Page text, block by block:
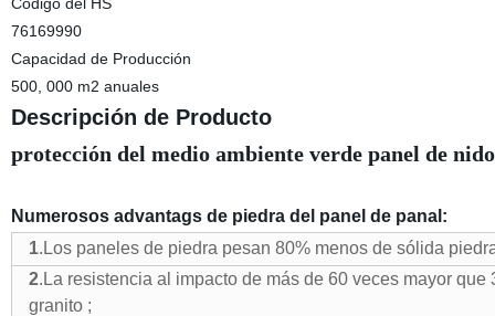
76169990
Capacidad de Producción
500, 000 m2 anuales
Descripción de Producto
protección del medio ambiente verde panel de
Numerosos advantags de piedra del panel de panal:
1.Los paneles de piedra pesan 80% menos de sólida
2.La resistencia al impacto de más de 60 veces mayor que
granito ;